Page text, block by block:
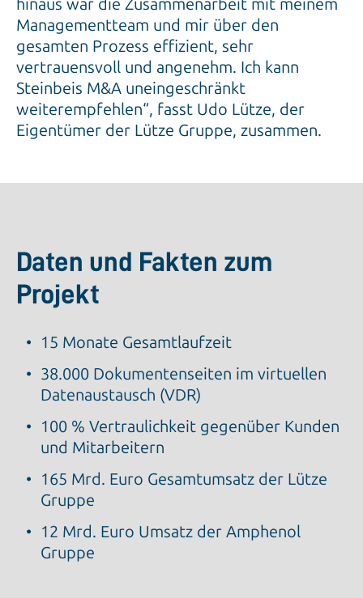
hinaus war die Zusammenarbeit mit meinem
Managementteam und mir über den
gesamten Prozess effizient, sehr
vertrauensvoll und angenehm. Ich kann
Steinbeis M&A uneingeschränkt
weiterempfehlen“, fasst Udo Lütze, der
Eigentümer der Lütze Gruppe, zusammen.
Daten und Fakten zum
Projekt
15 Monate Gesamtlaufzeit
38.000 Dokumentenseiten im virtuellen
Datenaustausch (VDR)
100 % Vertraulichkeit gegenüber Kunden
und Mitarbeitern
165 Mrd. Euro Gesamtumsatz der Lütze
Gruppe
12 Mrd. Euro Umsatz der Amphenol
Gruppe